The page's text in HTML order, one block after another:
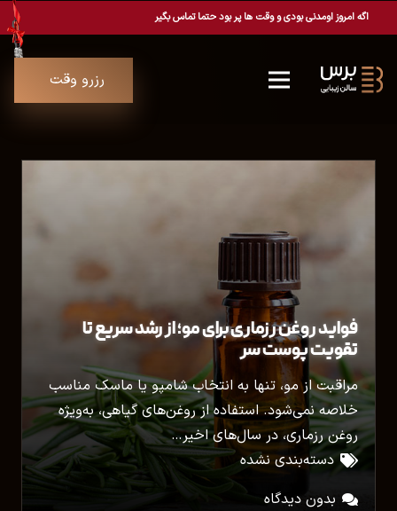
اگه امروز اومدنی بودی و وقت ها پر بود حتما تماس بگیر
رزرو وقت
فواید روغن رزماری برای مو؛ از رشد سریع تا
تقویت پوست سر
مراقبت از مو، تنها به انتخاب شامپو یا ماسک مناسب
خلاصه نمی‌شود. استفاده از روغن‌های گیاهی، به‌ویژه
روغن رزماری، در سال‌های اخیر…
دسته‌بندی نشده
بدون دیدگاه